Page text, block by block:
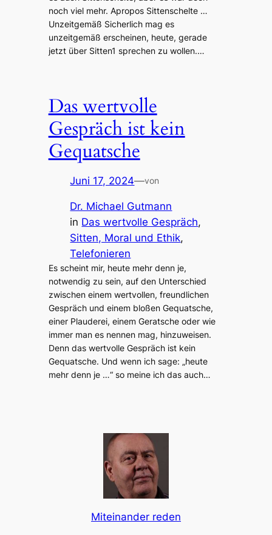
noch viel mehr. Apropos Sittenschelte …
Unzeitgemäß Sicherlich mag es
unzeitgemäß erscheinen, heute, gerade
jetzt über Sitten1 sprechen zu wollen.…
Das wertvolle
Gespräch ist kein
Gequatsche
Juni 17, 2024—von
Dr. Michael Gutmann
in Das wertvolle Gespräch
Sitten, Moral und Ethik
Telefonieren
Es scheint mir, heute mehr denn je,
notwendig zu sein, auf den Unterschied
zwischen einem wertvollen, freundlichen
Gespräch und einem bloßen Gequatsche,
einer Plauderei, einem Geratsche oder wie
immer man es nennen mag, hinzuweisen.
Denn das wertvolle Gespräch ist kein
Gequatsche. Und wenn ich sage: „heute
mehr denn je …“ so meine ich das auch…
Miteinander reden